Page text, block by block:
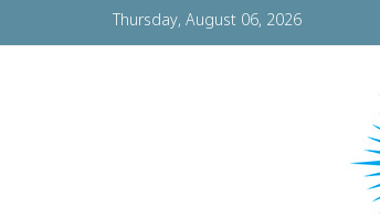
Thursday, August 06, 2026